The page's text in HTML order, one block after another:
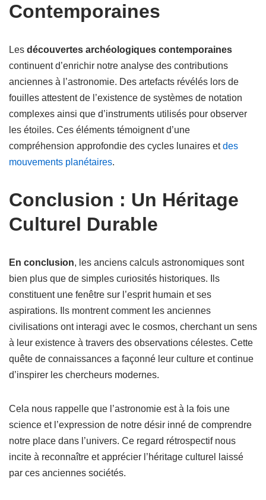
Contemporaines
Les découvertes archéologiques contemporaines
continuent d’enrichir notre analyse des contributions
anciennes à l’astronomie. Des artefacts révélés lors de
fouilles attestent de l’existence de systèmes de notation
complexes ainsi que d’instruments utilisés pour observer
les étoiles. Ces éléments témoignent d’une
compréhension approfondie des cycles lunaires etdes
mouvements planétaires.
Conclusion : Un Héritage
Culturel Durable
En conclusion, les anciens calculs astronomiques sont
bien plus que de simples curiosités historiques. Ils
constituent une fenêtre sur l’esprit humain et ses
aspirations. Ils montrent comment les anciennes
civilisations ont interagi avec le cosmos, cherchant un sens
à leur existence à travers des observations célestes. Cette
quête de connaissances a façonné leur culture et continue
d’inspirer les chercheurs modernes.
Cela nous rappelle que l’astronomie est à la fois une
science et l’expression de notre désir inné de comprendre
notre place dans l’univers. Ce regard rétrospectif nous
incite à reconnaître et apprécier l’héritage culturel laissé
par ces anciennes sociétés.